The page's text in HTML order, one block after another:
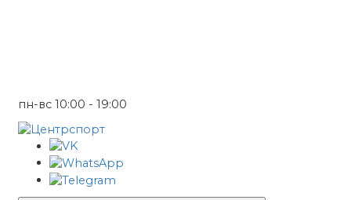
пн-вс 10:00 - 19:00